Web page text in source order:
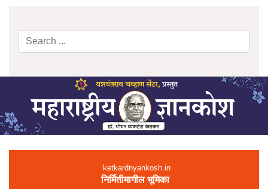
ketkardnyankosh.in
निर्मितीमागील भूमिका